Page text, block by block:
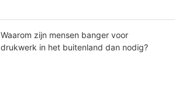
Waarom zijn mensen banger voor
drukwerk in het buitenland dan nodig?